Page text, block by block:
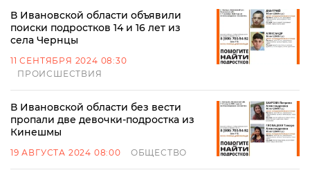
В Ивановской области объявили
поиски подростков 14 и 16 лет из
села Чернцы
11 СЕНТЯБРЯ 2024 08:30
ПРОИСШЕСТВИЯ
В Ивановской области без вести
пропали две девочки-подростка из
Кинешмы
19 АВГУСТА 2024 08:00 ОБЩЕСТВО